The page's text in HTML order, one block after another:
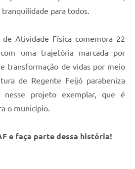
para todos.
Atividade Física comemora 22
uma trajetória marcada por
transformação de vidas por meio
de Regente Feijó parabeniza
nesse projeto exemplar, que é
o município.
e faça parte dessa história!